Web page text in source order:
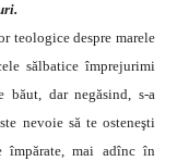
teologice despre marele
sălbatice împrejurimi
dar negăsind, s-a
nevoie să te osteneşti
împărate, mai adînc în